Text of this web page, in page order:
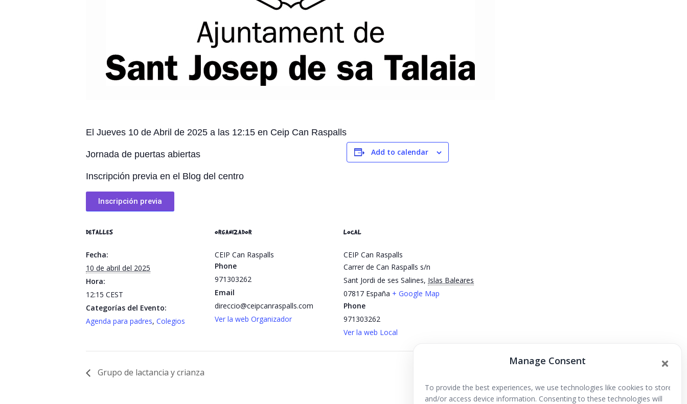
Manage Consent
To provide the best experiences, we use technologies like cookies to store
and/or access device information. Consenting to these technologies will
El Jueves 10 de Abril de 2025 a las 12:15 en Ceip Can Raspalls
Jornada de puertas abiertas
Inscripción previa en el Blog del centro
Inscripción previa
Add to calendar
DETALLES
Fecha:
10 de abril del 2025
Hora:
12:15 CEST
Categorías del Evento:
Agenda para padres, Colegios
ORGANIZADOR
CEIP Can Raspalls
Phone
971303262
Email
direccio@ceipcanraspalls.com
Ver la web Organizador
LOCAL
CEIP Can Raspalls
Carrer de Can Raspalls s/n
Sant Jordi de ses Salines, Islas Baleares
07817 España + Google Map
Phone
971303262
Ver la web Local
Grupo de lactancia y crianza